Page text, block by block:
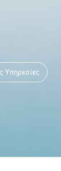
Yπηρεσίες